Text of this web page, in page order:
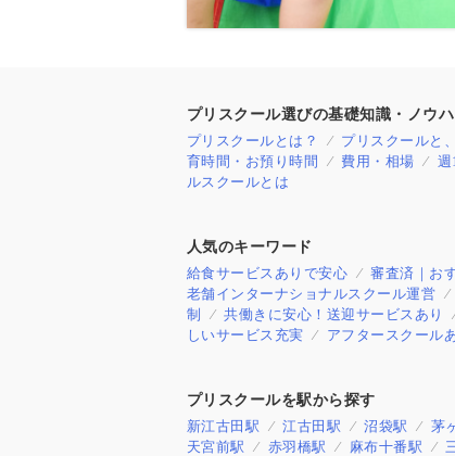
プリスクール選びの基礎知識・ノウ
プリスクールとは？
プリスクールと
育時間・お預り時間
費用・相場 週
ルスクールとは
人気のキーワード
給食サービスありで安心
審査済｜お
老舗インターナショナルスクール運営
制
共働きに安心！送迎サービスあり
しいサービス充実
アフタースクール
プリスクールを駅から探す
新江古田駅
江古田駅 沼袋駅 茅
天宮前駅
赤羽橋駅 麻布十番駅